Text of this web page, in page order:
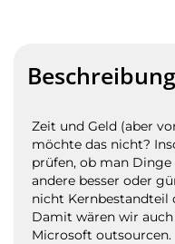
Beschreibung
Zeit und Geld (aber
möchte das nicht?
prüfen, ob man
andere besser oder
nicht Kernbestandteil
Damit wären wir auch
Microsoft outsourcen.